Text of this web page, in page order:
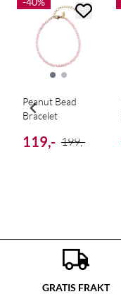
Peanut Bead
Bracelet
119,- 199,-
GRATIS FRAKT